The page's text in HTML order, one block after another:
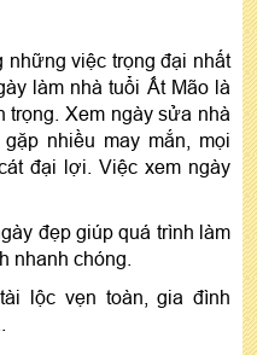
những việc trọng đại nhất
làm nhà tuổi Ất Mão là
trọng. Xem ngày sửa nhà
nhiều may mắn, mọi
đại lợi. Việc xem ngày
đẹp giúp quá trình làm
nhanh chóng.
lộc vẹn toàn, gia đình